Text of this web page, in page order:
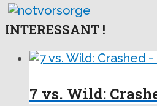
INTERESSANT !
7 vs. Wild: